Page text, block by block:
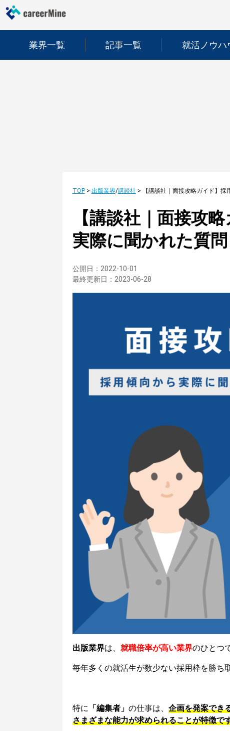
業界一覧 記事一覧 就活ノウハ
TOP> 出版業界/講談社 >
【講談社｜面接攻
実際に聞かれた質
公開日： 2022-10-01
最終更新日： 2023-06-28
出版業界は、 就職倍率が高い業界のひとつ
毎年多くの就活生が数少ない採用枠を勝ち
特に 「編集者」 の仕事は、 企画を発案でき
さまざまな能力が求められることが特徴で